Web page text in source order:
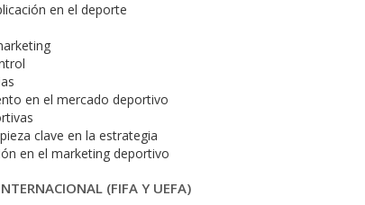
en el deporte
en el mercado deportivo
clave en la estrategia
en el marketing deportivo
(FIFA Y UEFA)